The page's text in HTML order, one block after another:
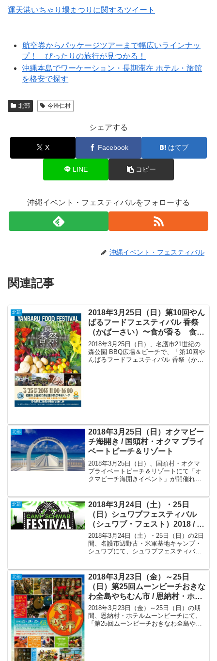
運天港いちゃり場まつりに関するツイート
航空券からパッケージツアーまで幅広いラインナッ
プ！ ぴったりの旅行が見つかる！
沖縄本島でワーケーション・長期滞在 ホテル・旅館
を格安で探す
北部 今帰仁村
シェアする
X Facebook はてブ
LINE コピー
沖縄イベント・フェスティバルをフォローする
沖縄イベント・フェスティバル
関連記事
北部
2018年3月25日（日）第10回やん
ばるフードフェスティバル 香祭
（かばーさい）〜食が香る 食の
祭〜 / 名護市21世紀の森公園
BBQ広場＆ビーチ
2018年3月25日（日）、名護市21世紀の
森公園 BBQ広場＆ビーチで、「第10回や
んばるフードフェスティバル 香祭（かば
北部
2018年3月25日（日）オクマビー
チ海開き / 国頭村・オクマ プライ
ベートビーチ＆リゾート
2018年3月25日（日）、国頭村・オクマ
プライベートビーチ＆リゾートにて「オ
クマビーチ海開きイベント」が開催れま
北部
2018年3月24日（土）・25日
（日）シュワブフェスティバル
（シュワブ・フェスト）2018 / 名
護市辺野古・米軍基地キャンプ・
シュワブ
2018年3月24日（土）・25日（日）の2日
間、名護市辺野古・米軍基地キャンプ・
シュワブにて、シュワブフェスティバル
北部
2018年3月23日（金）～25日
（日）第25回ムーンビーチおきな
わ全島やちむん市 / 恩納村・ホテ
ルムーンビーチ
2018年3月23日（金）～25日（日）の期
間、恩納村・ホテルムーンビーチにて、
「第25回ムーンビーチおきなわ全島やち